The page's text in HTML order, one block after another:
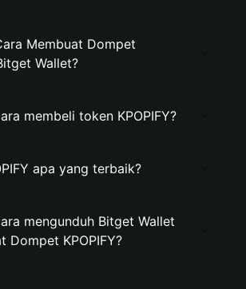
Membuat Dompet
Wallet?
membeli token KPOPIFY?
apa yang terbaik?
mengunduh Bitget Wallet
Dompet KPOPIFY?